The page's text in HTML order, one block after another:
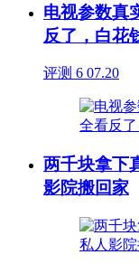
电视参数真
反了，白花
评测 6 07.20
两千块拿下
影院搬回家